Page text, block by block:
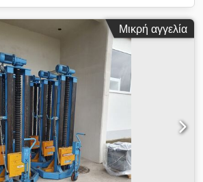
Μικρή αγγελία